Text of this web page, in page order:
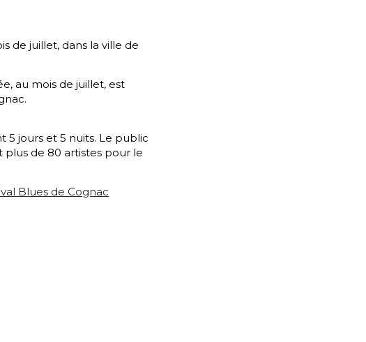
de juillet, dans la ville de
au mois de juillet, est
5 jours et 5 nuits. Le public
plus de 80 artistes pour le
Blues de Cognac